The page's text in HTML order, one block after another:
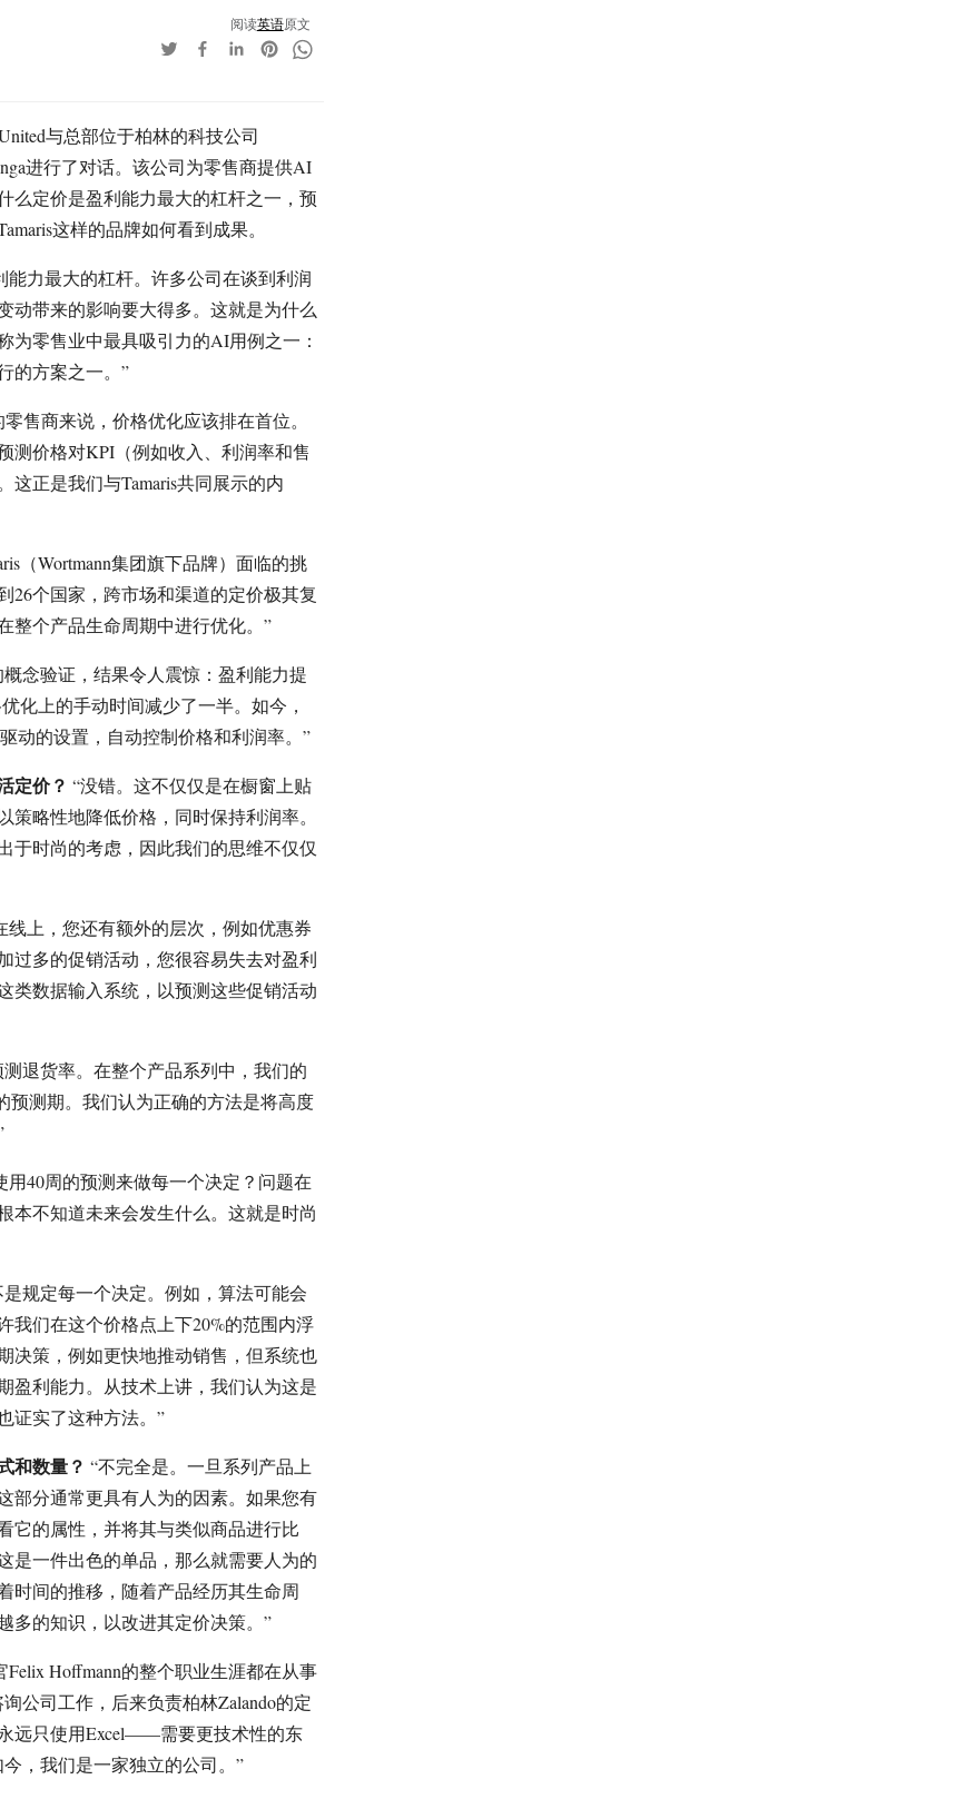
阅读英语原文
与总部位于柏林的科技公司
进行了对话。该公司为零售商提供AI
么定价是盈利能力最大的杠杆之一，预
这样的品牌如何看到成果。
能力最大的杠杆。许多公司在谈到利润
动带来的影响要大得多。这就是为什么
为零售业中最具吸引力的AI用例之一：
的方案之一。”
售商来说，价格优化应该排在首位。
测价格对KPI（例如收入、利润率和售
正是我们与Tamaris共同展示的内
（Wortmann集团旗下品牌）面临的挑
26个国家，跨市场和渠道的定价极其复
整个产品生命周期中进行优化。”
念验证，结果令人震惊：盈利能力提
化上的手动时间减少了一半。如今，
动的设置，自动控制价格和利润率。”
定价？ “没错。这不仅仅是在橱窗上贴
策略性地降低价格，同时保持利润率。
于时尚的考虑，因此我们的思维不仅仅
线上，您还有额外的层次，例如优惠券
过多的促销活动，您很容易失去对盈利
类数据输入系统，以预测这些促销活动
退货率。在整个产品系列中，我们的
预测期。我们认为正确的方法是将高度
用40周的预测来做每一个决定？问题在
本不知道未来会发生什么。这就是时尚
规定每一个决定。例如，算法可能会
我们在这个价格点上下20%的范围内浮
决策，例如更快地推动销售，但系统也
盈利能力。从技术上讲，我们认为这是
证实了这种方法。”
和数量？ “不完全是。一旦系列产品上
部分通常更具有人为的因素。如果您有
它的属性，并将其与类似商品进行比
是一件出色的单品，那么就需要人为的
时间的推移，随着产品经历其生命周
多的知识，以改进其定价决策。”
Felix Hoffmann的整个职业生涯都在从事
公司工作，后来负责柏林Zalando的定
远只使用Excel——需要更技术性的东
，我们是一家独立的公司。”